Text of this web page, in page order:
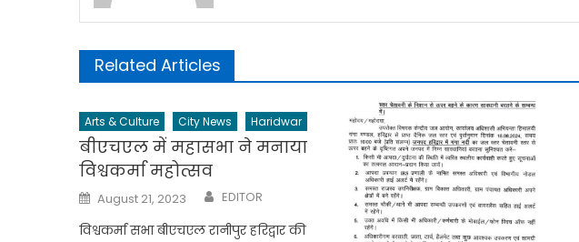
Related Articles
Arts & Culture City News Haridwar
बीएचएल में महासभा ने मनाया
विश्वकर्मा महोत्सव
Posted
on
August 21, 2023 Author
EDITOR
विश्वकर्मा सभा बीएचएल रानीपुर हरिद्वार की